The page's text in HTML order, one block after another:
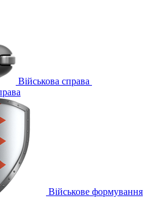
Військова справа
Військове формування